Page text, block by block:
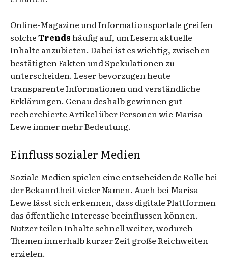
Online-Magazine und Informationsportale greifen
solcheTrendshäufig auf, um Lesern aktuelle
Inhalte anzubieten. Dabei ist es wichtig, zwischen
bestätigten Fakten und Spekulationen zu
unterscheiden. Leser bevorzugen heute
transparente Informationen und verständliche
Erklärungen. Genau deshalb gewinnen gut
recherchierte Artikel über Personen wie Marisa
Lewe immer mehr Bedeutung.
Einfluss sozialer Medien
Soziale Medien spielen eine entscheidende Rolle bei
der Bekanntheit vieler Namen. Auch bei Marisa
Lewe lässt sich erkennen, dass digitale Plattformen
das öffentliche Interesse beeinflussen können.
Nutzer teilen Inhalte schnell weiter, wodurch
Themen innerhalb kurzer Zeit große Reichweiten
erzielen.